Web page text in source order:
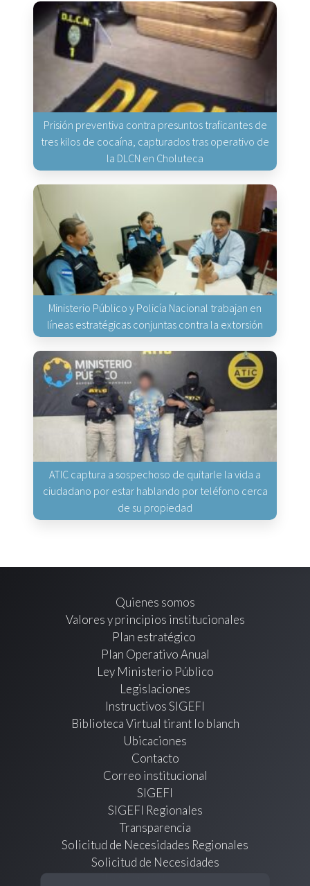
Prisión preventiva contra presuntos traficantes de
tres kilos de cocaína, capturados tras operativo de
la DLCN en Choluteca
Ministerio Público y Policía Nacional trabajan en
líneas estratégicas conjuntas contra la extorsión
ATIC captura a sospechoso de quitarle la vida a
ciudadano por estar hablando por teléfono cerca
de su propiedad
Quienes somos
Valores y principios institucionales
Plan estratégico
Plan Operativo Anual
Ley Ministerio Público
Legislaciones
Instructivos SIGEFI
Biblioteca Virtual tirant lo blanch
Ubicaciones
Contacto
Correo institucional
SIGEFI
SIGEFI Regionales
Transparencia
Solicitud de Necesidades Regionales
Solicitud de Necesidades